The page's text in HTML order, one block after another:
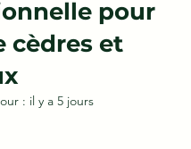
pour
cèdres et
: il y a 5 jours